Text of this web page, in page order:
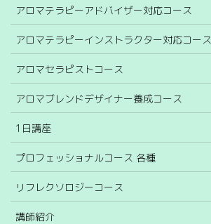
アロマテラピーアドバイザー対応コース
アロマテラピーインストラクター対応コース
アロマセラピストコース
アロマブレンドデザイナー養成コース
1日講座
プロフェッショナルコース 各種
リフレクソロジーコース
講師紹介